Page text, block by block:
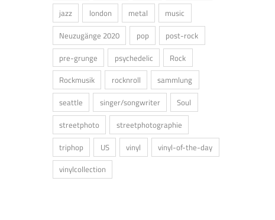
jazz
london metal
music
Neuzugänge 2020
pop
post-rock
pre-grunge
psychedelic
Rock
Rockmusik
rocknroll
sammlung
seattle
singer/songwriter
Soul
streetphoto
streetphotographie
triphop
US vinyl
vinyl-of-the-day
vinylcollection